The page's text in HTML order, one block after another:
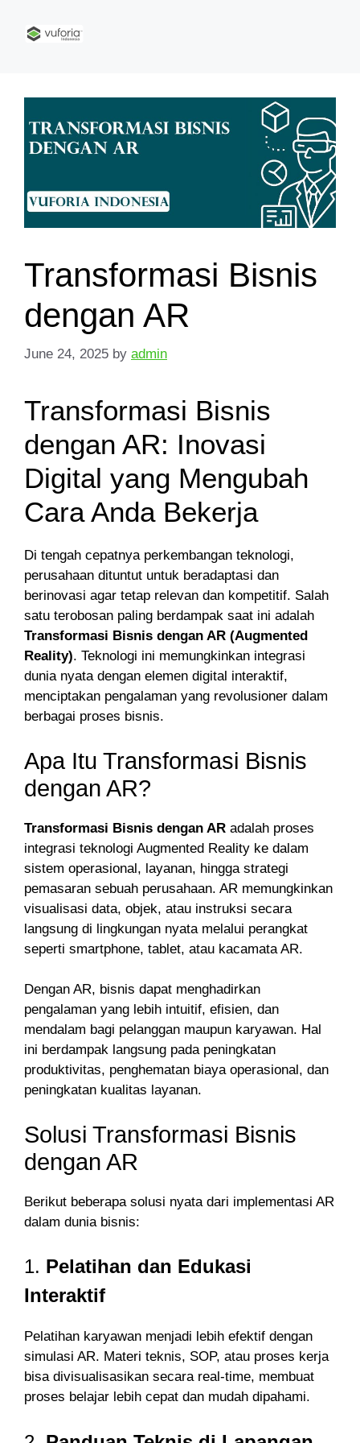
Transformasi Bisnis
dengan AR
June 24, 2025 by admin
Transformasi Bisnis
dengan AR: Inovasi
Digital yang Mengubah
Cara Anda Bekerja
Di tengah cepatnya perkembangan teknologi,
perusahaan dituntut untuk beradaptasi dan
berinovasi agar tetap relevan dan kompetitif. Salah
satu terobosan paling berdampak saat ini adalah
Transformasi Bisnis dengan AR (Augmented
Reality). Teknologi ini memungkinkan integrasi
dunia nyata dengan elemen digital interaktif,
menciptakan pengalaman yang revolusioner dalam
berbagai proses bisnis.
Apa Itu Transformasi Bisnis
dengan AR?
Transformasi Bisnis dengan AR adalah proses
integrasi teknologi Augmented Reality ke dalam
sistem operasional, layanan, hingga strategi
pemasaran sebuah perusahaan. AR memungkinkan
visualisasi data, objek, atau instruksi secara
langsung di lingkungan nyata melalui perangkat
seperti smartphone, tablet, atau kacamata AR.
Dengan AR, bisnis dapat menghadirkan
pengalaman yang lebih intuitif, efisien, dan
mendalam bagi pelanggan maupun karyawan. Hal
ini berdampak langsung pada peningkatan
produktivitas, penghematan biaya operasional, dan
peningkatan kualitas layanan.
Solusi Transformasi Bisnis
dengan AR
Berikut beberapa solusi nyata dari implementasi AR
dalam dunia bisnis:
1. Pelatihan dan Edukasi
Interaktif
Pelatihan karyawan menjadi lebih efektif dengan
simulasi AR. Materi teknis, SOP, atau proses kerja
bisa divisualisasikan secara real-time, membuat
proses belajar lebih cepat dan mudah dipahami.